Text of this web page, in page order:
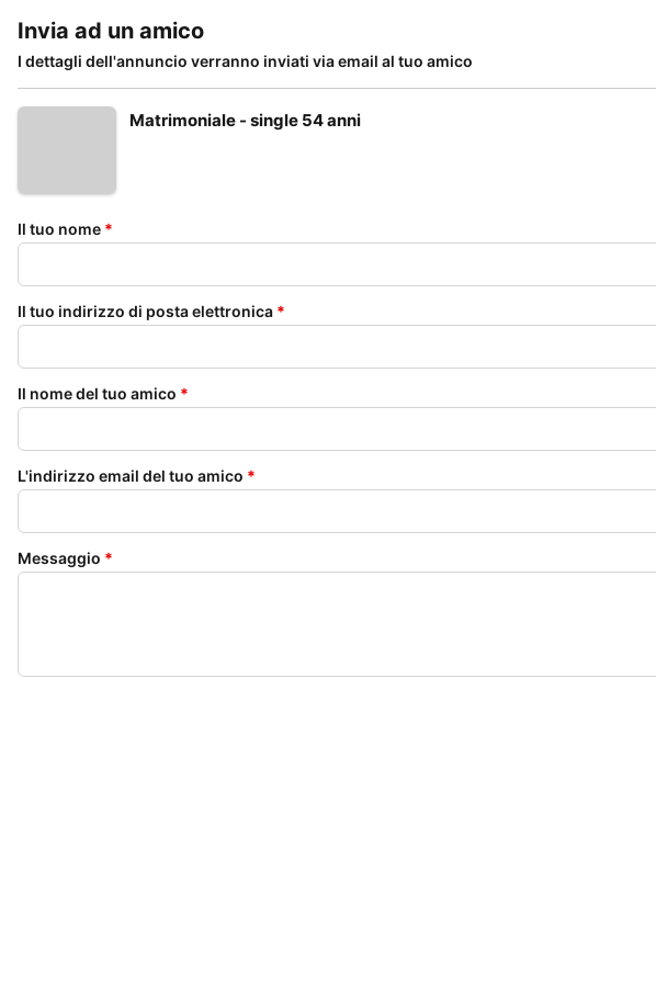
Invia ad un amico
I dettagli dell'annuncio verranno inviati via email al tuo amico
Matrimoniale - single 54 anni
Il tuo nome *
Il tuo indirizzo di posta elettronica *
Il nome del tuo amico *
L'indirizzo email del tuo amico *
Messaggio *